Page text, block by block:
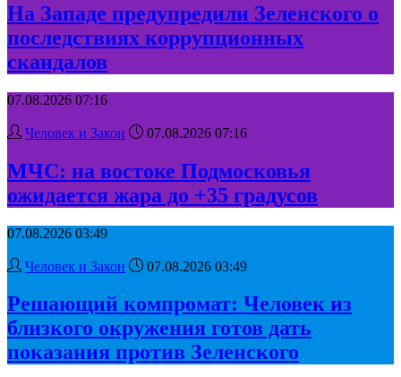
На Западе предупредили Зеленского о
последствиях коррупционных
скандалов
07.08.2026 07:16
Человек и Закон 07.08.2026 07:16
МЧС: на востоке Подмосковья
ожидается жара до +35 градусов
07.08.2026 03:49
Человек и Закон 07.08.2026 03:49
Решающий компромат: Человек из
близкого окружения готов дать
показания против Зеленского